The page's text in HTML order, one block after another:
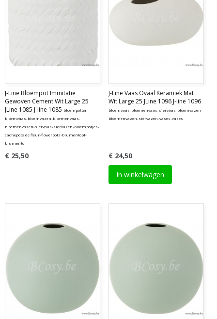
J-Line Bloempot Immitatie
Gewoven Cement Wit Large 25
JLine 1085 J-line 1085 bloempotten-
bloemvaas-bloemvazen-bloemenvaas-
bloemenvazen-siervaas-siervazen-bloempotjes-
cachepots de fleur-flowerpots-blumentopf-
blumento
€ 25,50
J-Line Vaas Ovaal Keramiek Mat
Wit Large 25 JLine 1096 J-line 1096
bloemvaas-bloemenvaas-siervaas-bloemvazen-
bloemenvazen-siervazen-vases-vases
€ 24,50
In winkelwagen